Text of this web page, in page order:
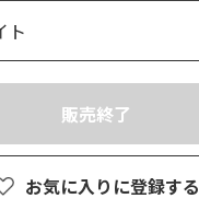
お気に入りに登録する